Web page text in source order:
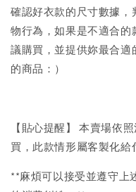
確認好衣款的尺寸數據
物行為，如果是不適合的
議購買，並提供妳最合適
的商品：）
【貼心提醒】 本賣場依
買，此款情形屬客製化給
**麻煩可以接受並遵守上